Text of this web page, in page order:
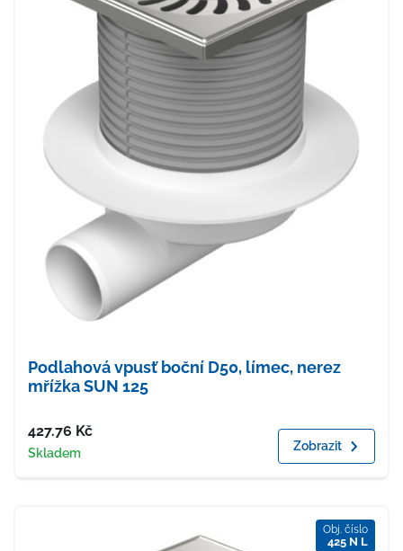
Podlahová vpusť boční D50, límec, nerez
mřížka SUN 125
Cena
427.76 Kč
Dostupnost
Skladem Zobrazit
Obj. číslo
425 N L